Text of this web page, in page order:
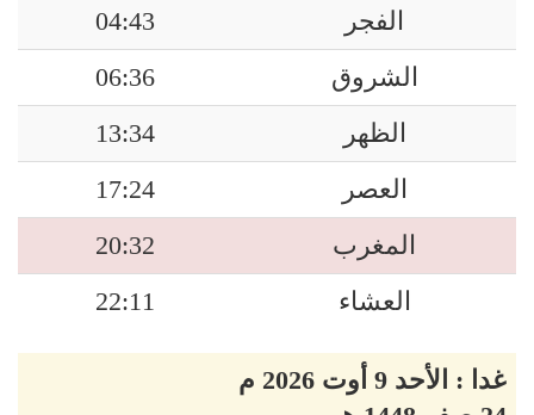
الفجر
04:43
الشروق
06:36
الظهر
13:34
العصر
17:24
المغرب
20:32
العشاء
22:11
غدا : الأحد 9 أوت 2026 م